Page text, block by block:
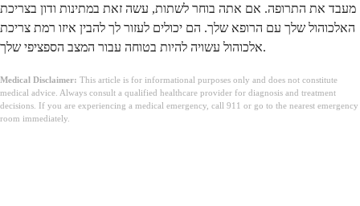
מעבד את התרופה. אם אתה בוחר לשתות, עשה זאת במתינות ודון בצריכת
האלכוהול שלך עם הרופא שלך. הם יכולים לעזור לך להבין איזו רמת צריכת
אלכוהול עשויה להיות בטוחה עבור המצב הספציפי שלך.
Medical Disclaimer: This article is for informational purposes only and does not constitute
medical advice. Always consult a qualified healthcare provider for diagnosis and treatment
decisions. If you are experiencing a medical emergency, call 911 or go to the nearest emergency
room immediately.